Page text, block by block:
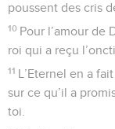
poussent des cris
10 Pour l’amour de
roi qui a reçu
11 L’Eternel en a
sur ce qu’il a
toi.